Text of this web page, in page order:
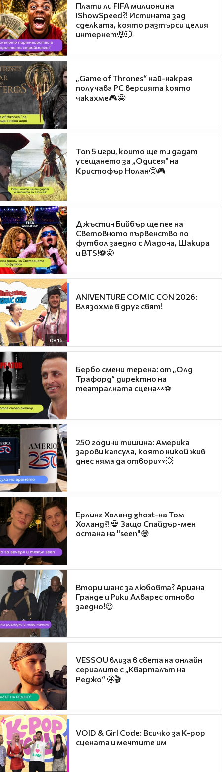
Плати ли FIFA милиони на
IShowSpeed?! Истината зад
сделката, която разтърси целия
интернет🤑💥
„Game of Thrones“ най-накрая
получава PC версията която
чакахме🎮🤩
Топ 5 игри, които ще ти дадат
усещането за „Одисея“ на
Кристофър Нолан🤩🎮
Джъстин Бийбър ще пее на
Световното първенство по
футбол заедно с Мадона, Шакира
и BTS!⚽🤩
08:16
ANIVENTURE COMIC CON 2026:
Влязохме в друг свят!
Бербо смени терена: от „Олд
Трафорд“ директно на
театралната сцена👀⚽
250 години тишина: Америка
зарови капсула, която никой жив
днес няма да отвори👀💥
Ерлинг Холанд ghost-на Том
Холанд?! 💀 Защо Спайдър-мен
остана на "seen"😅
Втори шанс за любовта? Ариана
Гранде и Рики Алварес отново
заедно!😍
VESSOU влиза в света на онлайн
сериалите с „Кварталът на
Реджо“ 🤩🎬
VOID & Girl Code: Всичко за K-pop
сцената и мечтите им